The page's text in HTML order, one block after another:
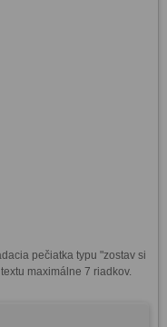
pečiatka typu "zostav si
maximálne 7 riadkov.